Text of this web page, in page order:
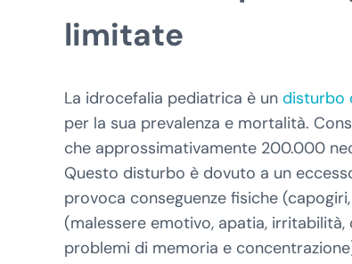
limitate
La idrocefalia pediatrica è un disturbo
per la sua prevalenza e mortalità.
che approssimativamente 200.000
Questo disturbo è dovuto a un
provoca conseguenze fisiche
(malessere emotivo, apatia,
problemi di memoria e